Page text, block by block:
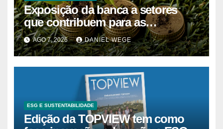
Exposição da banca a setores
que contribuem para as
alterações climáticas mantém-se
nos 62%
AGO 7, 2026 DANIEL WEGE
ESG E SUSTENTABILIDADE
Edição da TOPVIEW tem como